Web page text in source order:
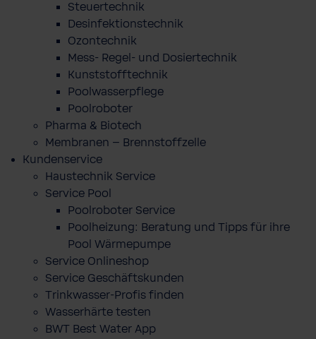
Steuertechnik
Desinfektionstechnik
Ozontechnik
Mess- Regel- und Dosiertechnik
Kunststofftechnik
Poolwasserpflege
Poolroboter
Pharma & Biotech
Membranen – Brennstoffzelle
Kundenservice
Haustechnik Service
Service Pool
Poolroboter Service
Poolheizung: Beratung und Tipps für ihre
Pool Wärmepumpe
Service Onlineshop
Service Geschäftskunden
Trinkwasser-Profis finden
Wasserhärte testen
BWT Best Water App